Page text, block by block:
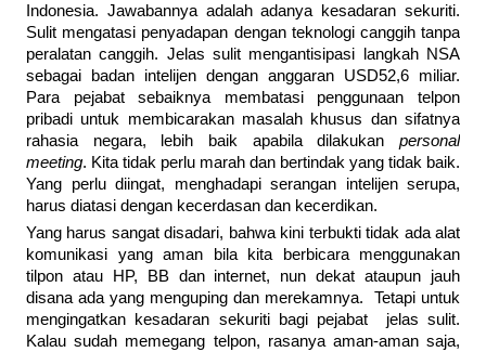
Indonesia. Jawabannya adalah adanya kesadaran sekuriti.
Sulit mengatasi penyadapan dengan teknologi canggih tanpa
peralatan canggih. Jelas sulit mengantisipasi langkah NSA
sebagai badan intelijen dengan anggaran USD52,6 miliar.
Para pejabat sebaiknya membatasi penggunaan telpon
pribadi untuk membicarakan masalah khusus dan sifatnya
rahasia negara, lebih baik apabila dilakukan personal
meeting. Kita tidak perlu marah dan bertindak yang tidak baik.
Yang perlu diingat, menghadapi serangan intelijen serupa,
harus diatasi dengan kecerdasan dan kecerdikan.
Yang harus sangat disadari, bahwa kini terbukti tidak ada alat
komunikasi yang aman bila kita berbicara menggunakan
tilpon atau HP, BB dan internet, nun dekat ataupun jauh
disana ada yang menguping dan merekamnya. Tetapi untuk
mengingatkan kesadaran sekuriti bagi pejabat jelas sulit.
Kalau sudah memegang telpon, rasanya aman-aman saja,